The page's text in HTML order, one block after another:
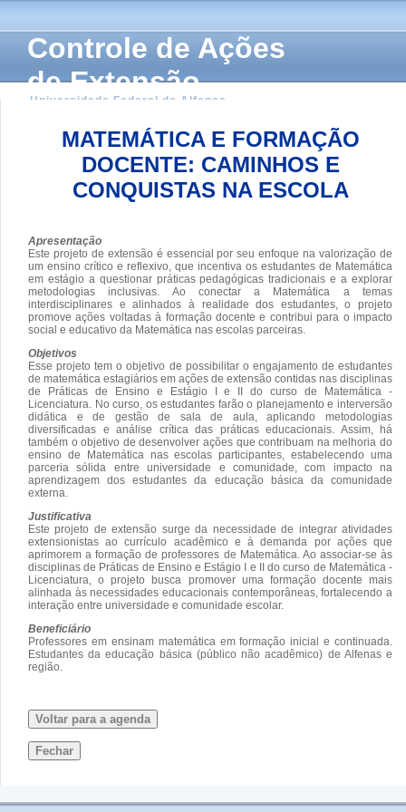
Controle de Ações
de Extensão
Universidade Federal de Alfenas
MATEMÁTICA E FORMAÇÃO
DOCENTE: CAMINHOS E
CONQUISTAS NA ESCOLA
Apresentação
Este projeto de extensão é essencial por seu enfoque na valorização de
um ensino crítico e reflexivo, que incentiva os estudantes de Matemática
em estágio a questionar práticas pedagógicas tradicionais e a explorar
metodologias inclusivas. Ao conectar a Matemática a temas
interdisciplinares e alinhados à realidade dos estudantes, o projeto
promove ações voltadas à formação docente e contribui para o impacto
social e educativo da Matemática nas escolas parceiras.
Objetivos
Esse projeto tem o objetivo de possibilitar o engajamento de estudantes
de matemática estagiários em ações de extensão contidas nas disciplinas
de Práticas de Ensino e Estágio I e II do curso de Matemática -
Licenciatura. No curso, os estudantes farão o planejamento e interversão
didática e de gestão de sala de aula, aplicando metodologias
diversificadas e análise crítica das práticas educacionais. Assim, há
também o objetivo de desenvolver ações que contribuam na melhoria do
ensino de Matemática nas escolas participantes, estabelecendo uma
parceria sólida entre universidade e comunidade, com impacto na
aprendizagem dos estudantes da educação básica da comunidade
externa.
Justificativa
Este projeto de extensão surge da necessidade de integrar atividades
extensionistas ao currículo acadêmico e à demanda por ações que
aprimorem a formação de professores de Matemática. Ao associar-se às
disciplinas de Práticas de Ensino e Estágio I e II do curso de Matemática -
Licenciatura, o projeto busca promover uma formação docente mais
alinhada às necessidades educacionais contemporâneas, fortalecendo a
interação entre universidade e comunidade escolar.
Beneficiário
Professores em ensinam matemática em formação inicial e continuada.
Estudantes da educação básica (público não acadêmico) de Alfenas e
região.
Voltar para a agenda
Fechar